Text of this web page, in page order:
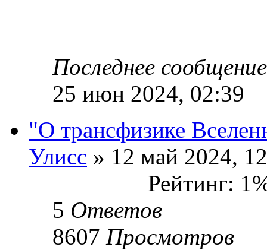
Последнее
25 июн 2024, 02:39
"О трансфизике
Улисс » 12 май 2024,
Рейтинг:
5 Ответов
8607 Просмотров